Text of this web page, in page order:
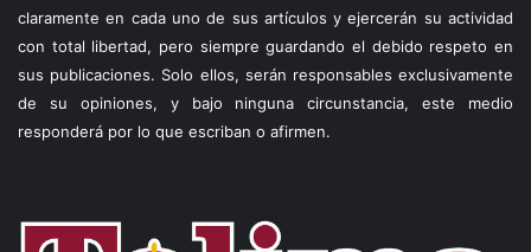
claramente en cada uno de sus artículos y ejercerán su actividad
con total libertad, pero siempre guardando el debido respeto en
sus publicaciones. Solo ellos, serán responsables exclusivamente
de su opiniones, y bajo ninguna circunstancia, este medio
responderá por lo que escriban o afirmen.